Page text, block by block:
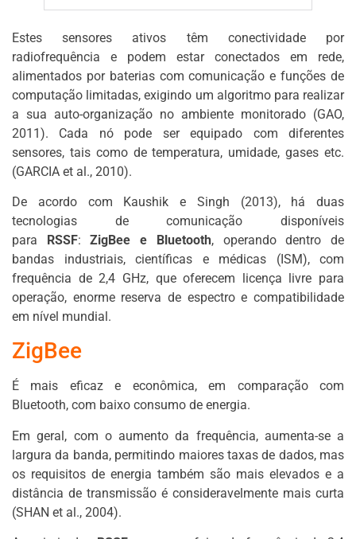
Estes sensores ativos têm conectividade por
radiofrequência e podem estar conectados em rede,
alimentados por baterias com comunicação e funções de
computação limitadas, exigindo um algoritmo para realizar
a sua auto-organização no ambiente monitorado (GAO,
2011). Cada nó pode ser equipado com diferentes
sensores, tais como de temperatura, umidade, gases etc.
(GARCIA et al., 2010).
De acordo com Kaushik e Singh (2013), há duas
tecnologias de comunicação disponíveis
para RSSF:ZigBee e Bluetooth, operando dentro de
bandas industriais, científicas e médicas (ISM), com
frequência de 2,4 GHz, que oferecem licença livre para
operação, enorme reserva de espectro e compatibilidade
em nível mundial.
ZigBee
É mais eficaz e econômica, em comparação com
Bluetooth, com baixo consumo de energia.
Em geral, com o aumento da frequência, aumenta-se a
largura da banda, permitindo maiores taxas de dados, mas
os requisitos de energia também são mais elevados e a
distância de transmissão é consideravelmente mais curta
(SHAN et al., 2004).